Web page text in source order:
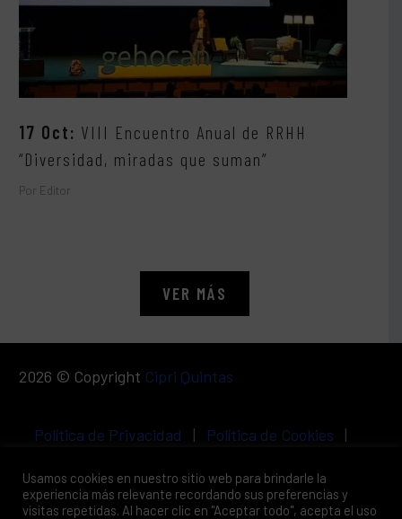
17 Oct: VIII Encuentro Anual de RRHH
“Diversidad, miradas que suman”
Por Editor
VER MÁS
2026 © Copyright Cipri Quintas
Política de Privacidad | Política de Cookies |
Usamos cookies en nuestro sitio web para brindarle la
experiencia más relevante recordando sus preferencias y
visitas repetidas. Al hacer clic en "Aceptar todo", acepta el uso